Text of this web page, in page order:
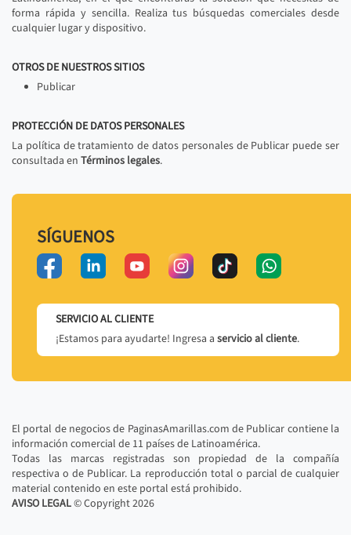
forma rápida y sencilla. Realiza tus búsquedas comerciales desde
cualquier lugar y dispositivo.
OTROS DE NUESTROS SITIOS
Publicar
PROTECCIÓN DE DATOS PERSONALES
La política de tratamiento de datos personales de Publicar puede ser
consultada en Términos legales.
SÍGUENOS
SERVICIO AL CLIENTE
¡Estamos para ayudarte! Ingresa a servicio al cliente.
El portal de negocios de PaginasAmarillas.com de Publicar contiene la
información comercial de 11 países de Latinoamérica.
Todas las marcas registradas son propiedad de la compañía
respectiva o de Publicar. La reproducción total o parcial de cualquier
material contenido en este portal está prohibido.
AVISO LEGAL© Copyright2026